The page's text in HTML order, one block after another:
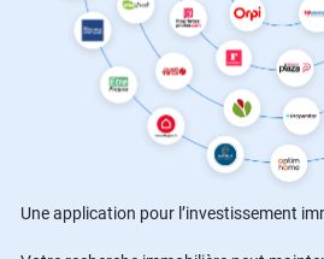
Une application pour l’investissement